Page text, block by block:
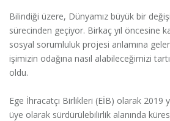
Bilindiği üzere, Dünyamız büyük bir
sürecinden geçiyor. Birkaç yıl öncesine
sosyal sorumluluk projesi anlamına
işimizin odağına nasıl alabileceğimizi
oldu.
Ege İhracatçı Birlikleri (EİB) olarak 2019
üye olarak sürdürülebilirlik alanında